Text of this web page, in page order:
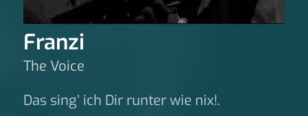
Franzi
The Voice
Das sing’ ich Dir runter wie nix!.